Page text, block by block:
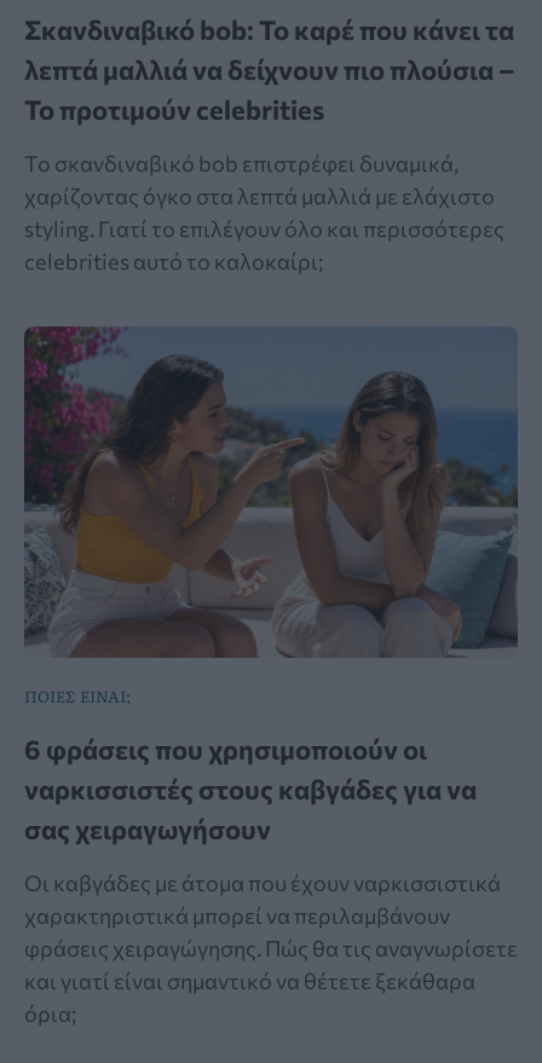
Σκανδιναβικό bob: Το καρέ που κάνει τα
λεπτά μαλλιά να δείχνουν πιο πλούσια –
Το προτιμούν celebrities
Το σκανδιναβικό bob επιστρέφει δυναμικά,
χαρίζοντας όγκο στα λεπτά μαλλιά με ελάχιστο
styling. Γιατί το επιλέγουν όλο και περισσότερες
celebrities αυτό το καλοκαίρι;
ΠΟΙΕΣ ΕΙΝΑΙ;
6 φράσεις που χρησιμοποιούν οι
ναρκισσιστές στους καβγάδες για να
σας χειραγωγήσουν
Οι καβγάδες με άτομα που έχουν ναρκισσιστικά
χαρακτηριστικά μπορεί να περιλαμβάνουν
φράσεις χειραγώγησης. Πώς θα τις αναγνωρίσετε
και γιατί είναι σημαντικό να θέτετε ξεκάθαρα
όρια;